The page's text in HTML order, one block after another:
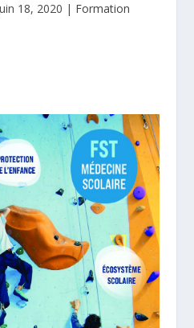
18, 2020 | Formation